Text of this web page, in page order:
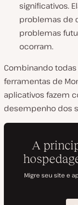
significativos.
problemas de
problemas
ocorram.
Combinando
ferramentas de
aplicativos fazem
desempenho dos